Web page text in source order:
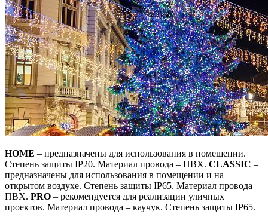
HOME – предназначены для использования в помещении.
Степень защиты IP20. Материал провода – ПВХ. CLASSIC –
предназначены для использования в помещении и на
открытом воздухе. Степень защиты IP65. Материал провода –
ПВХ. PRO – рекомендуется для реализации уличных
проектов. Материал провода – каучук. Степень защиты IP65.